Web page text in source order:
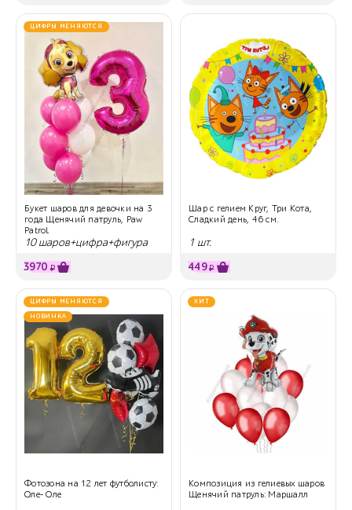
ЦИФРЫ МЕНЯЮТСЯ
Букет шаров для девочки на 3
года Щенячий патруль, Paw
Patrol
10 шаров+цифра+фигура
3970 ₽
Шар с гелием Круг, Три Кота,
Сладкий день, 46 см.
1 шт.
449₽
ЦИФРЫ МЕНЯЮТСЯ
НОВИНКА
Фотозона на 12 лет футболисту:
Оле- Оле
ХИТ
Композиция из гелиевых шаров
Щенячий патруль: Маршалл